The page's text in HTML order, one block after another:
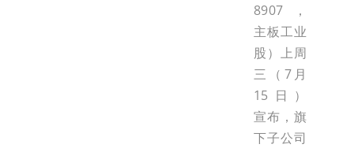
8907，
主板工业
股）上周
三（7月
15日）
宣布，旗
下子公司